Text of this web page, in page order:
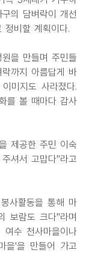
의 담벼락이 개선
정비할 계획이다.
을 만들며 주민들
까지 아름답게 바
미지도 사라졌다.
를 볼 때마다 감사
제공한 주민 이숙
셔서 고맙다"라고
사활동을 통해 마
보람도 크다"라며
여수 천사마을이나
을'을 만들어 가고